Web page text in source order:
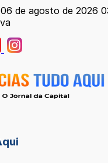
de agosto de 2026